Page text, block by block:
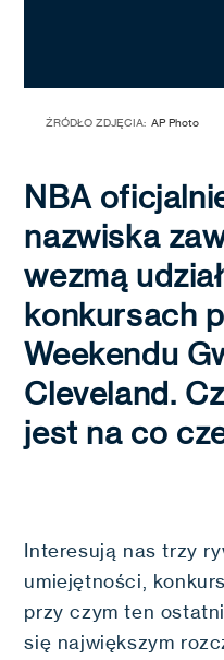
ŹRÓDŁO ZDJĘCIA: AP Photo
NBA
nazwiska
wezmą
konkursach
Weekendu
Cleveland.
jest na co
Interesują nas trzy
umiejętności,
przy czym ten
się największym